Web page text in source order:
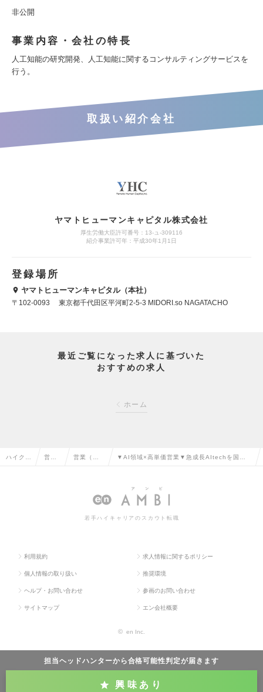
非公開
事業内容・会社の特長
人工知能の研究開発、人工知能に関するコンサルティングサービスを
行う。
取扱い紹介会社
ヤマトヒューマンキャピタル株式会社
厚生労働大臣許可番号：13-ュ-309116
紹介事業許可年：平成30年1月1日
登録場所
ヤマトヒューマンキャピタル（本社）
〒102-0093 東京都千代田区平河町2-5-3 MIDORI.so NAGATACHO
最近ご覧になった求人に基づいた
おすすめの求人
ホーム
担当ヘッドハンターから合格可能性判定が届きます
興味あり
ハイクラ 営業 営業（法 ▼AI領域×高単価営業▼急成長AItechを国内N
募集の求人情報
若手ハイキャリアのスカウト転職
利用規約 求人情報に関するポリシー
個人情報の取り扱い 推奨環境
ヘルプ・お問い合わせ 参画のお問い合わせ
サイトマップ エン会社概要
© en Inc.